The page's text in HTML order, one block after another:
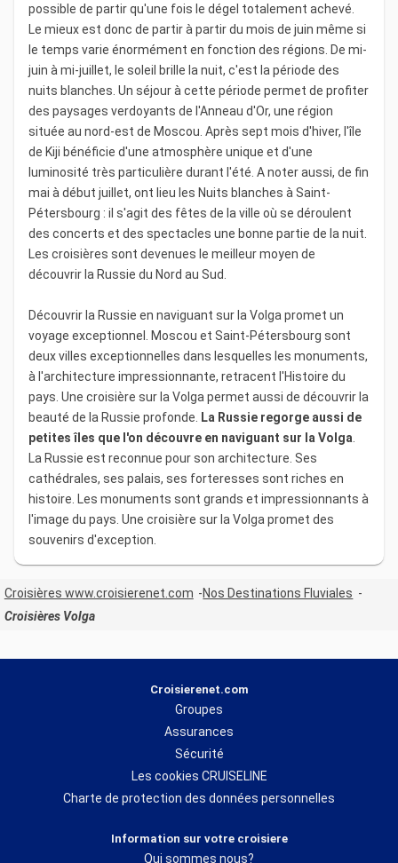
possible de partir qu'une fois le dégel totalement achevé.
Le mieux est donc de partir à partir du mois de juin même si
le temps varie énormément en fonction des régions. De mi-
juin à mi-juillet, le soleil brille la nuit, c'est la période des
nuits blanches. Un séjour à cette période permet de profiter
des paysages verdoyants de l'Anneau d'Or, une région
située au nord-est de Moscou. Après sept mois d'hiver, l'île
de Kiji bénéficie d'une atmosphère unique et d'une
luminosité très particulière durant l'été. A noter aussi, de fin
mai à début juillet, ont lieu les Nuits blanches à Saint-
Pétersbourg : il s'agit des fêtes de la ville où se déroulent
des concerts et des spectacles une bonne partie de la nuit.
Les croisières sont devenues le meilleur moyen de
découvrir la Russie du Nord au Sud.
Découvrir la Russie en naviguant sur la Volga promet un
voyage exceptionnel. Moscou et Saint-Pétersbourg sont
deux villes exceptionnelles dans lesquelles les monuments,
à l'architecture impressionnante, retracent l'Histoire du
pays. Une croisière sur la Volga permet aussi de découvrir la
beauté de la Russie profonde. La Russie regorge aussi de
petites îles que l'on découvre en naviguant sur la Volga
La Russie est reconnue pour son architecture. Ses
cathédrales, ses palais, ses forteresses sont riches en
histoire. Les monuments sont grands et impressionnants à
l'image du pays. Une croisière sur la Volga promet des
souvenirs d'exception.
Croisières www.croisierenet.com
Nos Destinations Fluviales
Croisières Volga
Croisierenet.com
Groupes
Assurances
Sécurité
Les cookies CRUISELINE
Charte de protection des données personnelles
Information sur votre croisiere
Qui sommes nous?